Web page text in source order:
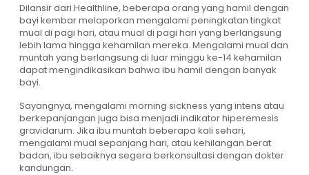
Dilansir dari Healthline, beberapa orang yang hamil dengan
bayi kembar melaporkan mengalami peningkatan tingkat
mual di pagi hari, atau mual di pagi hari yang berlangsung
lebih lama hingga kehamilan mereka. Mengalami mual dan
muntah yang berlangsung di luar minggu ke-14 kehamilan
dapat mengindikasikan bahwa ibu hamil dengan banyak
bayi.
Sayangnya, mengalami morning sickness yang intens atau
berkepanjangan juga bisa menjadi indikator hiperemesis
gravidarum. Jika ibu muntah beberapa kali sehari,
mengalami mual sepanjang hari, atau kehilangan berat
badan, ibu sebaiknya segera berkonsultasi dengan dokter
kandungan.